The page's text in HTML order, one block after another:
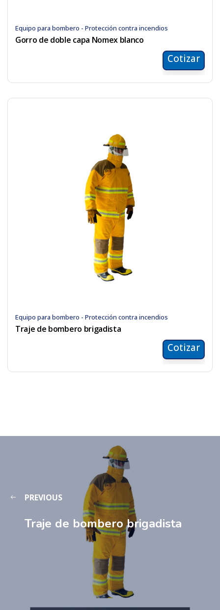
Equipo para bombero - Protección contra incendios
Gorro de doble capa Nomex blanco
Cotizar
Equipo para bombero - Protección contra incendios
Traje de bombero brigadista
Cotizar
PREVIOUS
Traje de bombero brigadista